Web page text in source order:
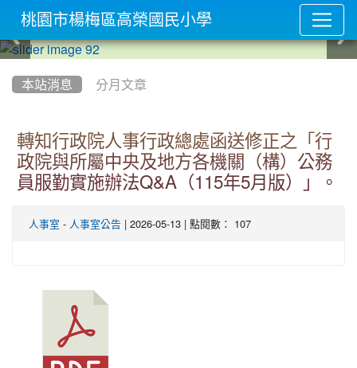
本站消息 分月文章
轉知行政院人事行政總處函送修正之「行
政院與所屬中央及地方各機關（構）公務
員服勤實施辦法Q&A（115年5月版）」。
人事室 - 人事室公告 | 2026-05-13 | 點閱數： 107
桃園市楊梅區高榮國民小學